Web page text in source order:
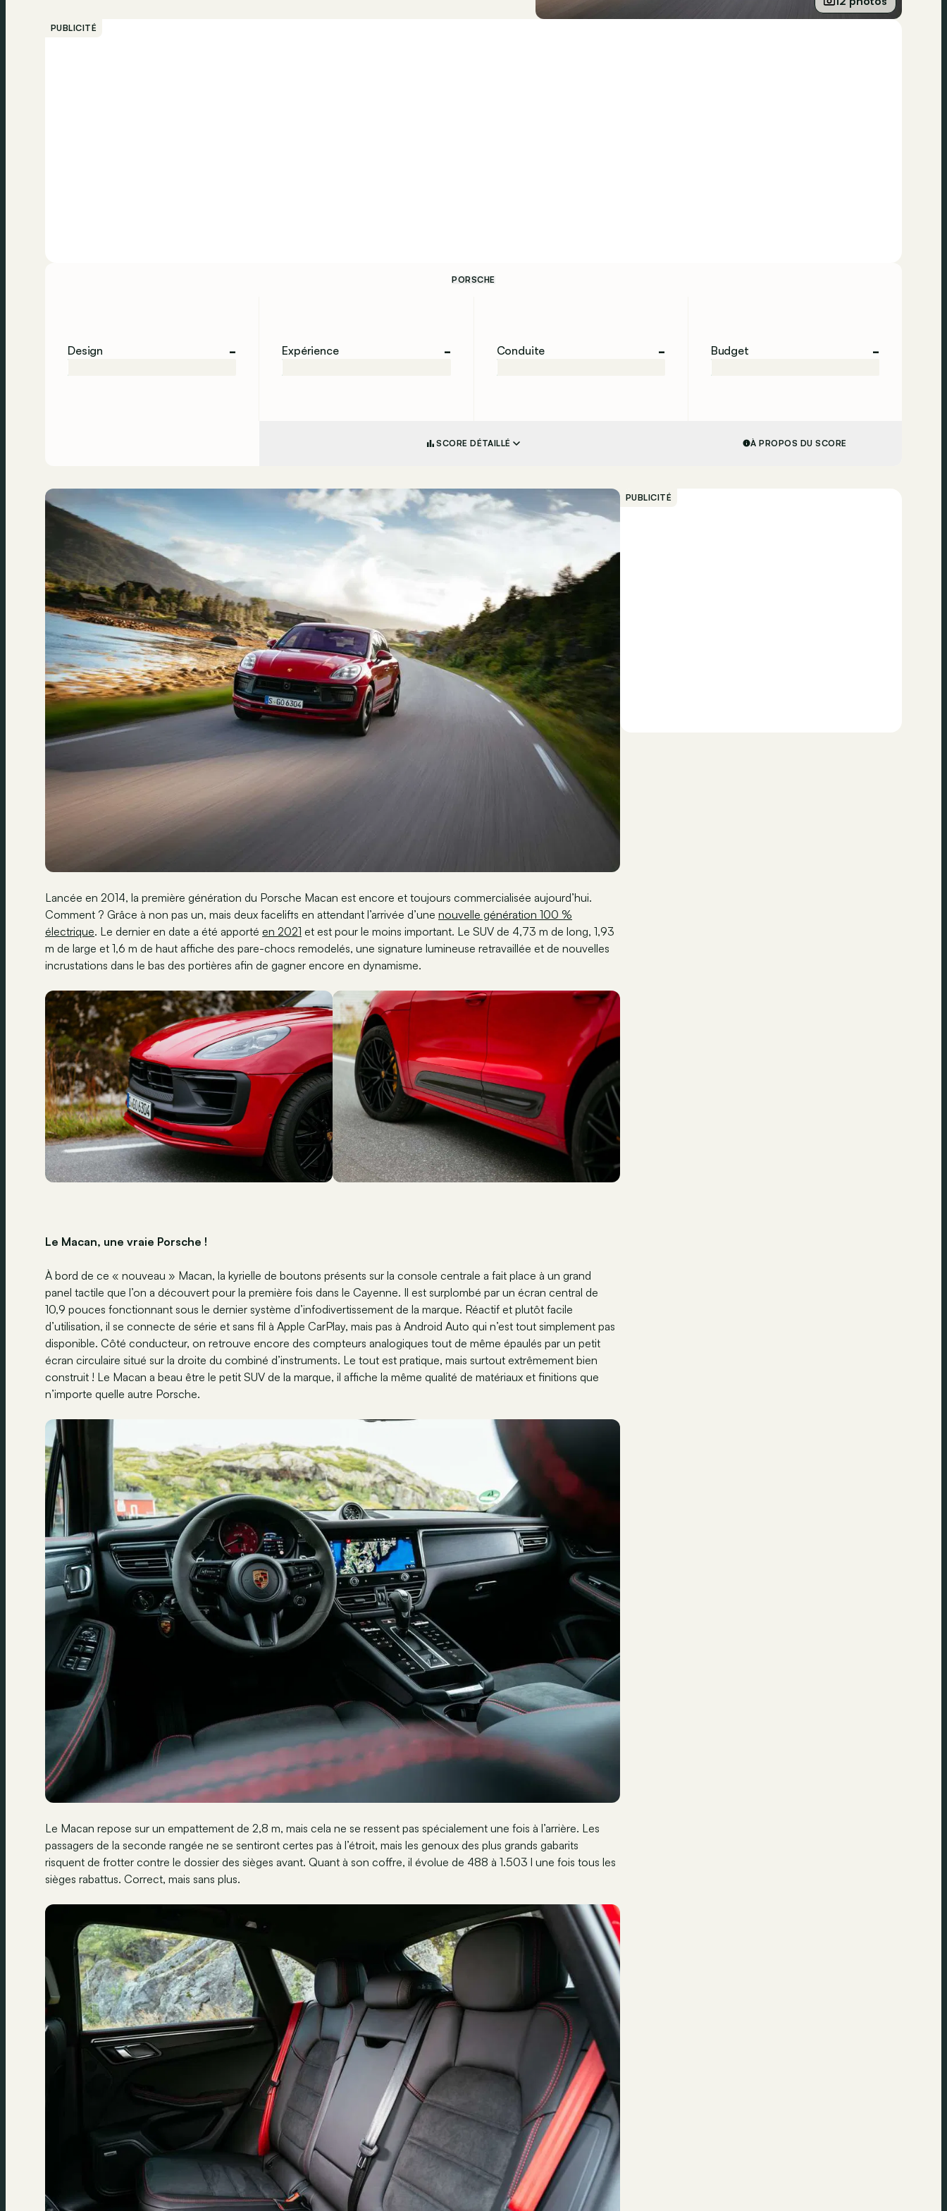
PUBLICITÉ
PORSCHE
Design - Expérience - Conduite - Budget -
SCORE DÉTAILLÉ À PROPOS DU SCORE
Lancée en 2014, la première génération du Porsche Macan est encore et toujours commercialisée aujourd’hui.
Comment ? Grâce à non pas un, mais deux facelifts en attendant l’arrivée d’une nouvelle génération 100 %
électrique. Le dernier en date a été apporté en 2021 et est pour le moins important. Le SUV de 4,73 m de long, 1,93
m de large et 1,6 m de haut affiche des pare-chocs remodelés, une signature lumineuse retravaillée et de nouvelles
incrustations dans le bas des portières afin de gagner encore en dynamisme.
Le Macan, une vraie Porsche !
À bord de ce « nouveau » Macan, la kyrielle de boutons présents sur la console centrale a fait place à un grand
panel tactile que l’on a découvert pour la première fois dans le Cayenne. Il est surplombé par un écran central de
10,9 pouces fonctionnant sous le dernier système d’infodivertissement de la marque. Réactif et plutôt facile
d’utilisation, il se connecte de série et sans fil à Apple CarPlay, mais pas à Android Auto qui n’est tout simplement pas
disponible. Côté conducteur, on retrouve encore des compteurs analogiques tout de même épaulés par un petit
écran circulaire situé sur la droite du combiné d’instruments. Le tout est pratique, mais surtout extrêmement bien
construit ! Le Macan a beau être le petit SUV de la marque, il affiche la même qualité de matériaux et finitions que
n’importe quelle autre Porsche.
Le Macan repose sur un empattement de 2,8 m, mais cela ne se ressent pas spécialement une fois à l’arrière. Les
passagers de la seconde rangée ne se sentiront certes pas à l’étroit, mais les genoux des plus grands gabarits
risquent de frotter contre le dossier des sièges avant. Quant à son coffre, il évolue de 488 à 1.503 l une fois tous les
sièges rabattus. Correct, mais sans plus.
PUBLICITÉ